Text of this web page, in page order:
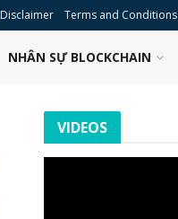
Disclaimer Terms and Conditions
NHÂN SỰ BLOCKCHAIN
VIDEOS